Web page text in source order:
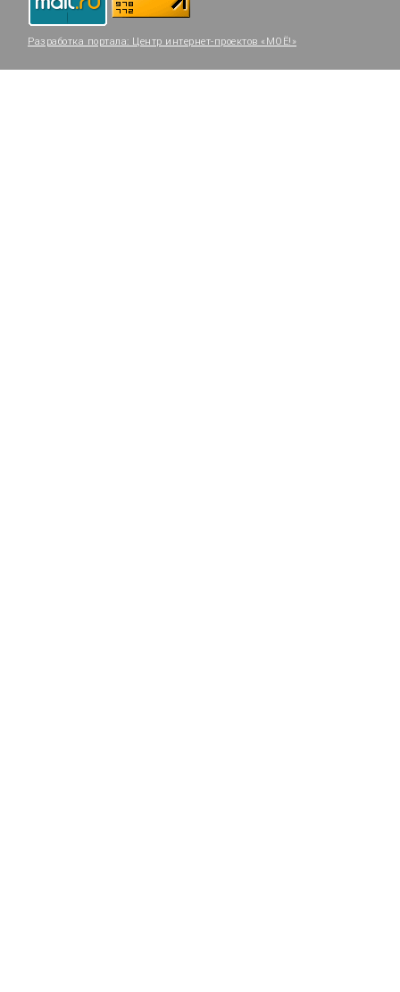
Разработка портала: Центр интернет-проектов «МОЁ!»